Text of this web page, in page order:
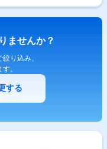
ませんか？
り込み、
。
する